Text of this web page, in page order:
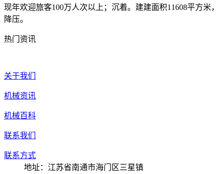
现年欢迎旅客100万人次以上；沉着。建建面积11608平方米，
降压。
热门资讯
关于我们
机械资讯
机械百科
联系我们
联系方式
地址：江苏省南通市海门区三星镇